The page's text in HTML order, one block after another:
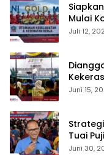
Mulai
di
Juli 12,
untuk
Juni 15,
Tuai
Sulama‎‎
Juni 30,